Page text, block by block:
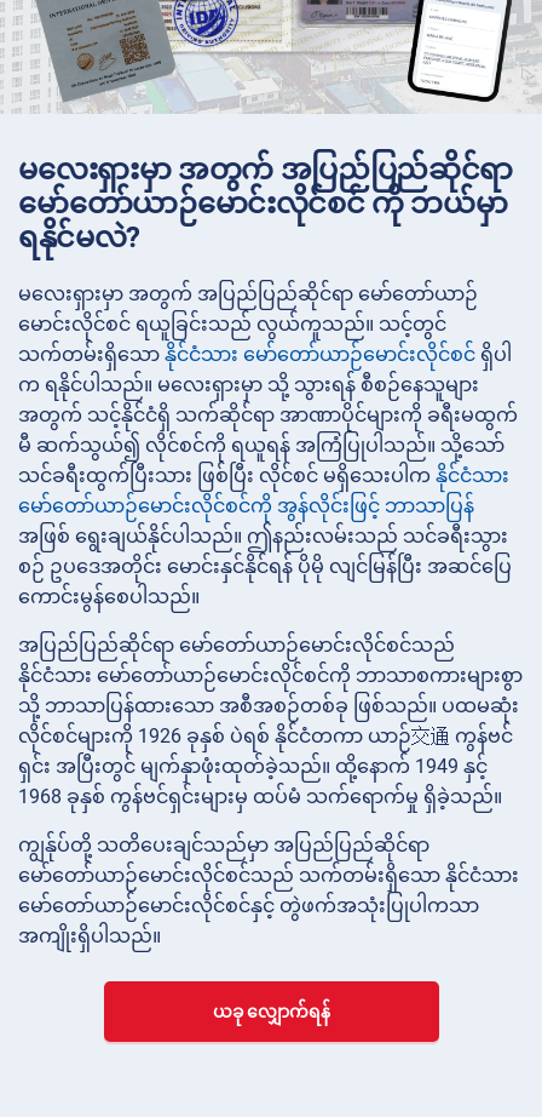
မလေးရှားမှာ အတွက် အပြည်ပြည်ဆိုင်ရာ
မော်တော်ယာဉ်မောင်းလိုင်စင် ကို ဘယ်မှာ
ရနိုင်မလဲ?
မလေးရှားမှာ အတွက် အပြည်ပြည်ဆိုင်ရာ မော်တော်ယာဉ်
မောင်းလိုင်စင် ရယူခြင်းသည် လွယ်ကူသည်။ သင့်တွင်
သက်တမ်းရှိသော နိုင်ငံသား မော်တော်ယာဉ်မောင်းလိုင်စင် ရှိပါ
က ရနိုင်ပါသည်။ မလေးရှားမှာ သို့ သွားရန် စီစဉ်နေသူများ
အတွက် သင့်နိုင်ငံရှိ သက်ဆိုင်ရာ အာဏာပိုင်များကို ခရီးမထွက်
မီ ဆက်သွယ်၍ လိုင်စင်ကို ရယူရန် အကြံပြုပါသည်။ သို့သော်
သင်ခရီးထွက်ပြီးသား ဖြစ်ပြီး လိုင်စင် မရှိသေးပါက နိုင်ငံသား
မော်တော်ယာဉ်မောင်းလိုင်စင်ကို အွန်လိုင်းဖြင့် ဘာသာပြန်
အဖြစ် ရွေးချယ်နိုင်ပါသည်။ ဤနည်းလမ်းသည် သင်ခရီးသွား
စဉ် ဥပဒေအတိုင်း မောင်းနှင်နိုင်ရန် ပိုမို လျင်မြန်ပြီး အဆင်ပြေ
ကောင်းမွန်စေပါသည်။
အပြည်ပြည်ဆိုင်ရာ မော်တော်ယာဉ်မောင်းလိုင်စင်သည်
နိုင်ငံသား မော်တော်ယာဉ်မောင်းလိုင်စင်ကို ဘာသာစကားများစွာ
သို့ ဘာသာပြန်ထားသော အစီအစဉ်တစ်ခု ဖြစ်သည်။ ပထမဆုံး
လိုင်စင်များကို 1926 ခုနှစ် ပဲရစ် နိုင်ငံတကာ ယာဉ်交通 ကွန်ဗင်
ရှင်း အပြီးတွင် မျက်နှာဖုံးထုတ်ခဲ့သည်။ ထို့နောက် 1949 နှင့်
1968 ခုနှစ် ကွန်ဗင်ရှင်းများမှ ထပ်မံ သက်ရောက်မှု ရှိခဲ့သည်။
ကျွန်ုပ်တို့ သတိပေးချင်သည်မှာ အပြည်ပြည်ဆိုင်ရာ
မော်တော်ယာဉ်မောင်းလိုင်စင်သည် သက်တမ်းရှိသော နိုင်ငံသား
မော်တော်ယာဉ်မောင်းလိုင်စင်နှင့် တွဲဖက်အသုံးပြုပါကသာ
အကျိုးရှိပါသည်။
ယခု လျှောက်ရန်